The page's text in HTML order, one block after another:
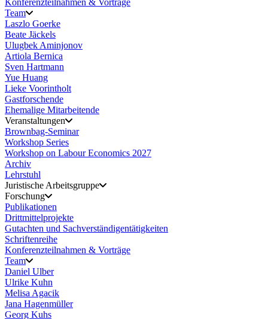
Konferenzteilnahmen & Vorträge
Team
Laszlo Goerke
Beate Jäckels
Ulugbek Aminjonov
Artiola Bernica
Sven Hartmann
Yue Huang
Lieke Voorintholt
Gastforschende
Ehemalige Mitarbeitende
Veranstaltungen
Brownbag-Seminar
Workshop Series
Workshop on Labour Economics 2027
Archiv
Lehrstuhl
Juristische Arbeitsgruppe
Forschung
Publikationen
Drittmittelprojekte
Gutachten und Sachverständigentätigkeiten
Schriftenreihe
Konferenzteilnahmen & Vorträge
Team
Daniel Ulber
Ulrike Kuhn
Melisa Agacik
Jana Hagenmüller
Georg Kuhs